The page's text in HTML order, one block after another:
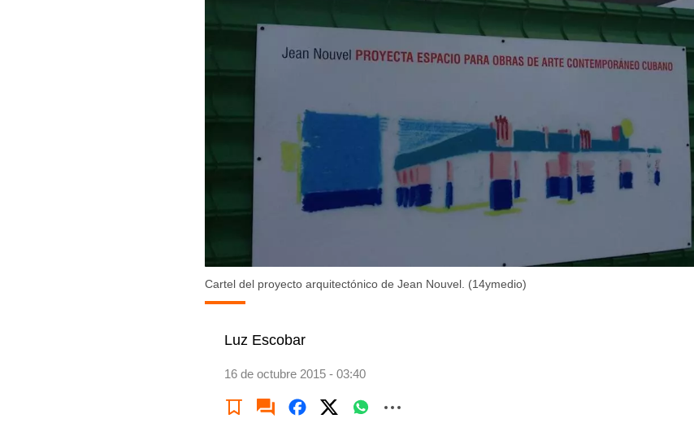
Cartel del proyecto arquitectónico de Jean Nouvel. (14ymedio)
Luz Escobar
16 de octubre 2015 - 03:40